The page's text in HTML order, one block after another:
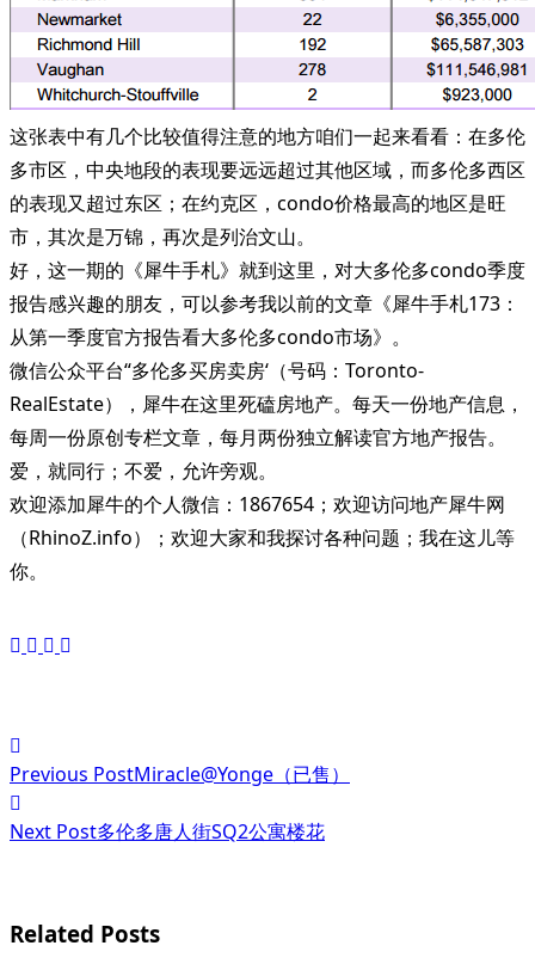
这张表中有几个比较值得注意的地方咱们一起来看看：在多伦
多市区，中央地段的表现要远远超过其他区域，而多伦多西区
的表现又超过东区；在约克区，condo价格最高的地区是旺
市，其次是万锦，再次是列治文山。
好，这一期的《犀牛手札》就到这里，对大多伦多condo季度
报告感兴趣的朋友，可以参考我以前的文章《犀牛手札173：
从第一季度官方报告看大多伦多condo市场》。
微信公众平台“多伦多买房卖房‘（号码：Toronto-
RealEstate），犀牛在这里死磕房地产。每天一份地产信息，
每周一份原创专栏文章，每月两份独立解读官方地产报告。
爱，就同行；不爱，允许旁观。
欢迎添加犀牛的个人微信：1867654；欢迎访问地产犀牛网
（RhinoZ.info）；欢迎大家和我探讨各种问题；我在这儿等
你。
<span
class="nav-
subtitle
reader-
Previous PostMiracle@Yonge（已售）
Next Post多伦多唐人街SQ2公寓楼花
Related Posts